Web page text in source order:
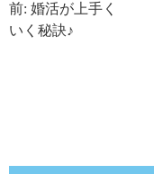
前: 婚活が上手く
いく秘訣♪